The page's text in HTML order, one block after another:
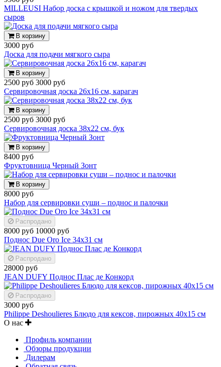
MILLEUSI Набор доска с крышкой и ножом для твердых
сыров
В корзину
3000 руб
Доска для подачи мягкого сыра
В корзину
2500 руб 3000 руб
Сервировочная доска 26х16 см, карагач
В корзину
2500 руб 3000 руб
Сервировочная доска 38х22 см, бук
В корзину
8400 руб
Фруктовница Черный Зонт
В корзину
8000 руб
Набор для сервировки суши – поднос и палочки
Распродано
8000 руб 10000 руб
Поднос Due Oro Ice 34х31 см
Распродано
28000 руб
JEAN DUFY Поднос Плас де Конкорд
Распродано
3000 руб
Philippe Deshoulieres Блюдо для кексов, пирожных 40х15 см
О нас
Профиль компании
Обзоры продукции
Дилерам